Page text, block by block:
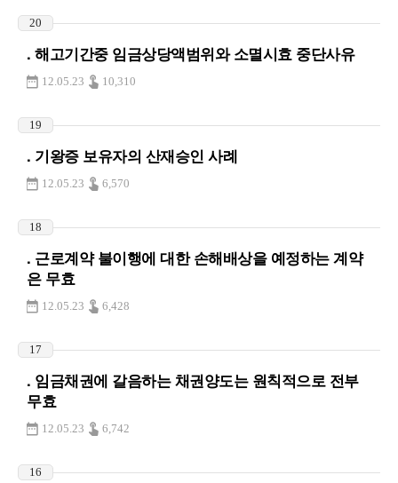
20
. 해고기간중 임금상당액범위와 소멸시효 중단사유
12.05.23 10,310
19
. 기왕증 보유자의 산재승인 사례
12.05.23 6,570
18
. 근로계약 불이행에 대한 손해배상을 예정하는 계약
은 무효
12.05.23 6,428
17
. 임금채권에 갈음하는 채권양도는 원칙적으로 전부
무효
12.05.23 6,742
16